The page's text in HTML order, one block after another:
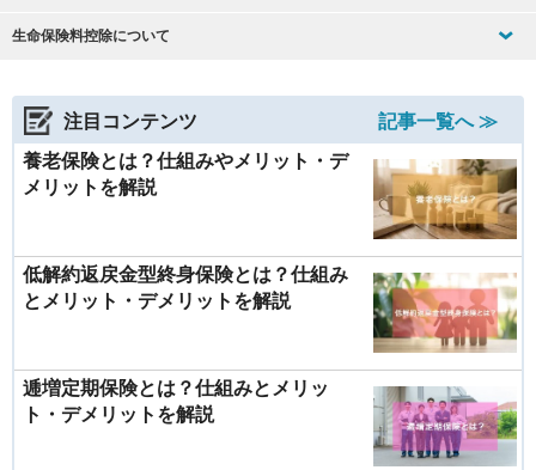
生命保険料控除について
注目コンテンツ
記事一覧へ ≫
養老保険とは？仕組みやメリット・デ
メリットを解説
低解約返戻金型終身保険とは？仕組み
とメリット・デメリットを解説
逓増定期保険とは？仕組みとメリッ
ト・デメリットを解説